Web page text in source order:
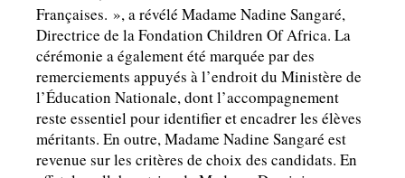
Françaises. », a révélé Madame Nadine Sangaré,
Directrice de la Fondation Children Of Africa. La
cérémonie a également été marquée par des
remerciements appuyés à l’endroit du Ministère de
l’Éducation Nationale, dont l’accompagnement
reste essentiel pour identifier et encadrer les élèves
méritants. En outre, Madame Nadine Sangaré est
revenue sur les critères de choix des candidats. En